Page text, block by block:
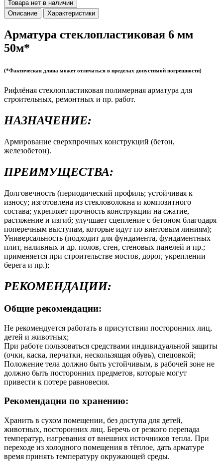
Товара нет в наличии
Описание
Характеристики
Арматура стеклопластиковая 6 мм
50м*
(*Фактическая длина может отличаться в пределах допустимой погрешности)
Рифлёная стеклопластиковая полимерная арматура для
строительных, ремонтных и пр. работ.
НАЗНАЧЕНИЕ:
Армирование сверхпрочных конструкций (бетон,
железобетон).
ПРЕИМУЩЕСТВА:
Долговечность (периодический профиль; устойчивая к
износу; изготовлена из стекловолокна и композитного
состава; укрепляет прочность конструкции на сжатие,
растяжение и изгиб; улучшает сцепление с бетоном благодаря
поперечным выступам, которые идут по винтовым линиям);
Универсальность (подходит для фундамента, фундаментных
плит, наливных и др. полов, стен, стеновых панелей и пр.;
применяется при строительстве мостов, дорог, укреплении
берега и пр.);
РЕКОМЕНДАЦИИ:
Общие рекомендации:
Не рекомендуется работать в присутствии посторонних лиц,
детей и животных;
При работе пользоваться средствами индивидуальной защиты
(очки, каска, перчатки, нескользящая обувь), спецовкой;
Положение тела должно быть устойчивым, в рабочей зоне не
должно быть посторонних предметов, которые могут
привести к потере равновесия.
Рекомендации по хранению:
Хранить в сухом помещении, без доступа для детей,
животных, посторонних лиц. Беречь от резкого перепада
температур, нагревания от внешних источников тепла. При
переходе из холодного помещения в тёплое, дать арматуре
время принять температуру окружающей среды.